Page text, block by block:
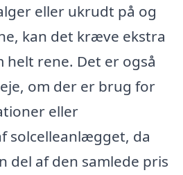
eller ukrudt på og
kan det kræve ekstra
helt rene. Det er også
om der er brug for
eller
solcelleanlægget, da
del af den samlede pris